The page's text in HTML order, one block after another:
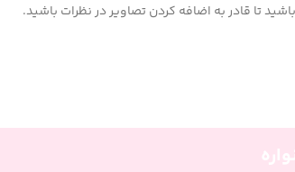
تا قادر به اضافه کردن تصاویر در نظرات باشید.